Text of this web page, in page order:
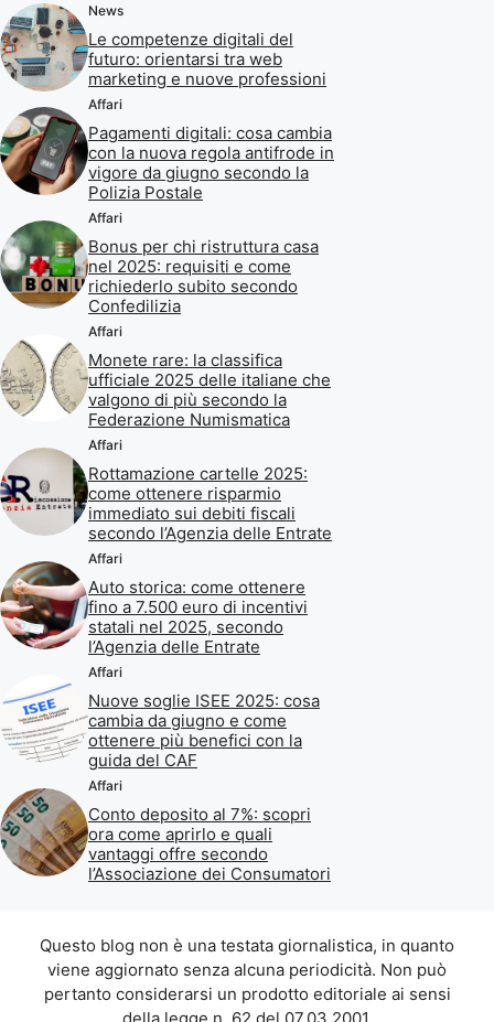
News
Le competenze digitali del
futuro: orientarsi tra web
marketing e nuove professioni
Affari
Pagamenti digitali: cosa cambia
con la nuova regola antifrode in
vigore da giugno secondo la
Polizia Postale
Affari
Bonus per chi ristruttura casa
nel 2025: requisiti e come
richiederlo subito secondo
Confedilizia
Affari
Monete rare: la classifica
ufficiale 2025 delle italiane che
valgono di più secondo la
Federazione Numismatica
Affari
Rottamazione cartelle 2025:
come ottenere risparmio
immediato sui debiti fiscali
secondo l’Agenzia delle Entrate
Affari
Auto storica: come ottenere
fino a 7.500 euro di incentivi
statali nel 2025, secondo
l’Agenzia delle Entrate
Affari
Nuove soglie ISEE 2025: cosa
cambia da giugno e come
ottenere più benefici con la
guida del CAF
Affari
Conto deposito al 7%: scopri
ora come aprirlo e quali
vantaggi offre secondo
l’Associazione dei Consumatori
Questo blog non è una testata giornalistica, in quanto
viene aggiornato senza alcuna periodicità. Non può
pertanto considerarsi un prodotto editoriale ai sensi
della legge n. 62 del 07.03.2001.